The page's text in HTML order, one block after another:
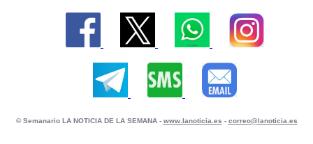
© Semanario LA NOTICIA DE LA SEMANA - www.lanoticia.es - correo@lanoticia.es